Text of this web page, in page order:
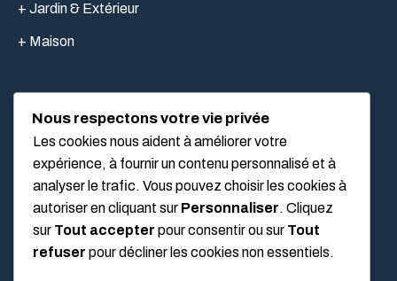
+ Jardin & Extérieur
+ Maison
LIEN UTILES
Mentions légales
Politique de confidentialité
Nous respectons votre vie privée
Les cookies nous aident à améliorer votre
expérience, à fournir un contenu personnalisé et à
analyser le trafic. Vous pouvez choisir les cookies à
autoriser en cliquant sur Personnaliser. Cliquez
sur Tout accepter pour consentir ou sur Tout
refuser pour décliner les cookies non essentiels.